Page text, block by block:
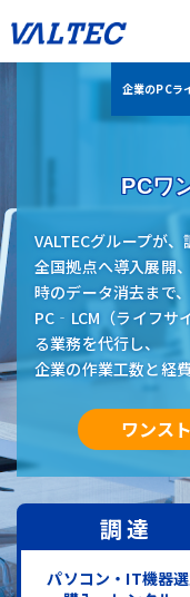
企業のPCラ
PCワ
VALTECグループが、
全国拠点へ導入展開
時のデータ消去まで、
PC‐LCM（ライフサ
る業務を代行し、
企業の作業工数と経
ワンス
調達
パソコン・IT機器